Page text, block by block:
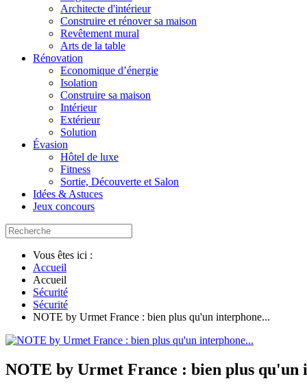
Architecte d'intérieur
Construire et rénover sa maison
Revêtement mural
Arts de la table
Rénovation
Economique d’énergie
Isolation
Construire sa maison
Intérieur
Extérieur
Solution
Évasion
Hôtel de luxe
Fitness
Sortie, Découverte et Salon
Idées & Astuces
Jeux concours
Vous êtes ici :
Accueil
Accueil
Sécurité
Sécurité
NOTE by Urmet France : bien plus qu'un interphone...
NOTE by Urmet France : bien plus qu'un